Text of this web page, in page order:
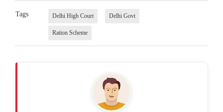
Tags Delhi High Court Delhi Govt
Ration Scheme